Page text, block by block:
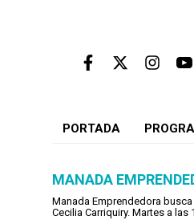
PORTADA
MANADA
Manada Emprendedora
Cecilia Carriquiry. Martes a las